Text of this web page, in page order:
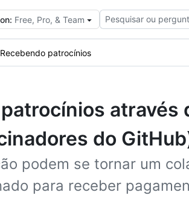
Free, Pro, & Team Pesquisar ou
Recebendo patrocínios
através
do
podem se tornar um
para receber